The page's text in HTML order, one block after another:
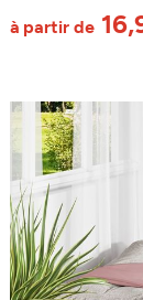
à partir de